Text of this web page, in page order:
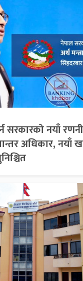
सरकारको नयाँ
अधिकार, नयाँ